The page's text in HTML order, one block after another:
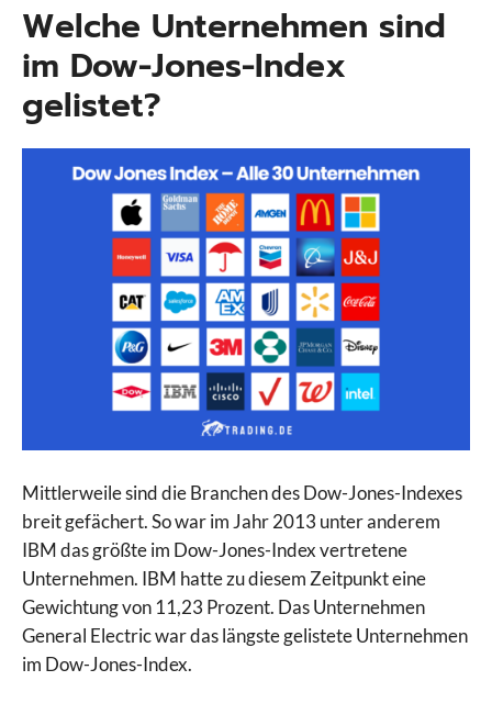
Welche Unternehmen sind
im Dow-Jones-Index
gelistet?
Mittlerweile sind die Branchen des Dow-Jones-Indexes
breit gefächert. So war im Jahr 2013 unter anderem
IBM das größte im Dow-Jones-Index vertretene
Unternehmen. IBM hatte zu diesem Zeitpunkt eine
Gewichtung von 11,23 Prozent. Das Unternehmen
General Electric war das längste gelistete Unternehmen
im Dow-Jones-Index.